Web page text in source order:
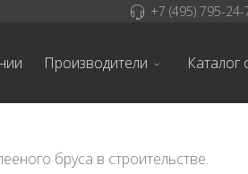
+7 (495) 795-24-
Производители Каталог
бруса в строительстве.